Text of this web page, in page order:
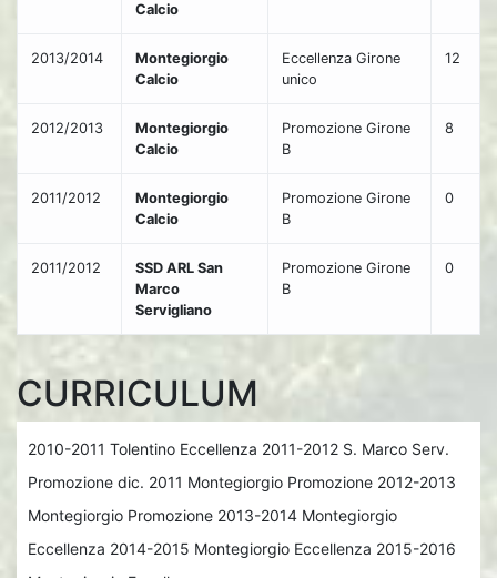
Calcio
2013/2014
Montegiorgio
Calcio
Eccellenza Girone
unico
12
2012/2013
Montegiorgio
Calcio
Promozione Girone
B
8
2011/2012
Montegiorgio
Calcio
Promozione Girone
B
0
2011/2012
SSD ARL San
Marco
Servigliano
Promozione Girone
B
0
CURRICULUM
2010-2011 Tolentino Eccellenza 2011-2012 S. Marco Serv.
Promozione dic. 2011 Montegiorgio Promozione 2012-2013
Montegiorgio Promozione 2013-2014 Montegiorgio
Eccellenza 2014-2015 Montegiorgio Eccellenza 2015-2016